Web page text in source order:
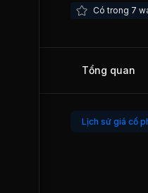
dịch vụ công
Dự án Khu đô thị
trường UPCOM từ
Có trong 7
Tổng quan
Lịch sử giá cổ